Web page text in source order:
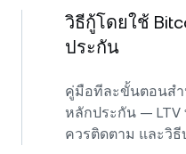
วิธีกู้โดยใช้
ประกัน
คู่มือทีละขั้นตอนสำ
หลักประกัน — LTV
ควรติดตาม และวิธี